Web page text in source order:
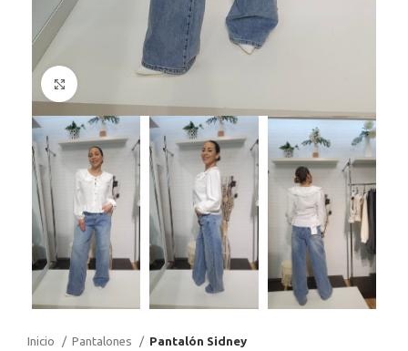
Inicio Pantalones Pantalón Sidney